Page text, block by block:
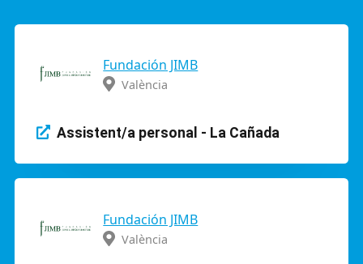
Fundación JIMB
València
Assistent/a personal - La Cañada
Fundación JIMB
València